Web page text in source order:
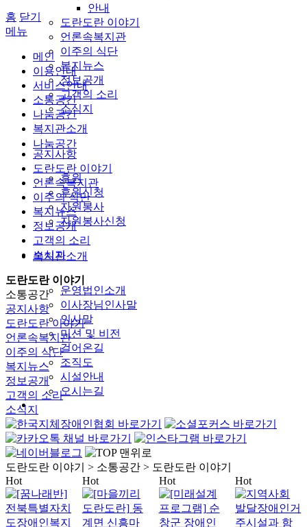
안내
도란도란 이야기
언론속복지관
이주의 식단
복지뉴스
정보공개
고객의 소리
소식지
나눔공간
후원
후원신청
자원봉사
자원봉사신청
복지관소개
운영법인소개
이사장님인사말
인사말
미션 및 비전
걸어온길
조직도
시설안내
오시는길
홈 닫기
메뉴
메인
이용안내
서비스안내
소통공간
나눔공간
복지관소개
공지사항
도란도란 이야기
언론속복지관
이주의 식단
복지뉴스
정보공개
고객의 소리
소식지
도란도란 이야기
소통공간
공지사항
도란도란 이야기
언론속복지관
이주의 식단
복지뉴스
정보공개
고객의 소리
소식지
도란도란 이야기
> 소통공간 > 도란도란 이야기
Hot
Hot Hot Hot